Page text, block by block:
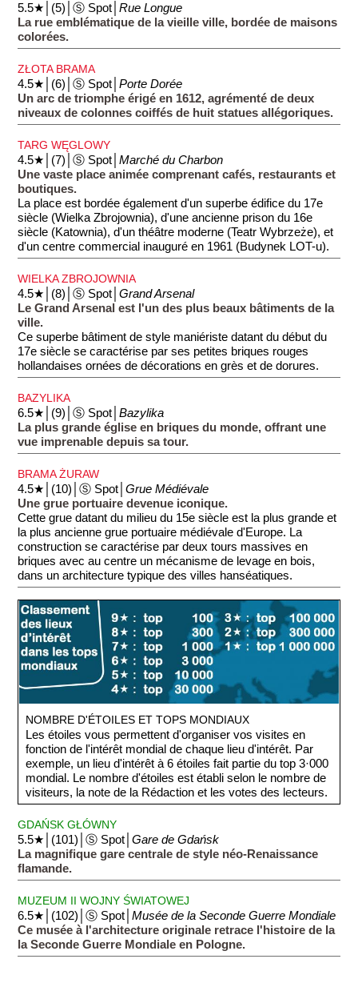
5.5★│(5)│Ⓢ Spot│Rue Longue
La rue emblématique de la vieille ville, bordée de maisons
colorées.
ZŁOTA BRAMA
4.5★│(6)│Ⓢ Spot│Porte Dorée
Un arc de triomphe érigé en 1612, agrémenté de deux
niveaux de colonnes coiffés de huit statues allégoriques.
TARG WĘGLOWY
4.5★│(7)│Ⓢ Spot│Marché du Charbon
Une vaste place animée comprenant cafés, restaurants et
boutiques.
La place est bordée également d'un superbe édifice du 17e
siècle (Wielka Zbrojownia), d'une ancienne prison du 16e
siècle (Katownia), d'un théâtre moderne (Teatr Wybrzeże), et
d'un centre commercial inauguré en 1961 (Budynek LOT-u).
WIELKA ZBROJOWNIA
4.5★│(8)│Ⓢ Spot│Grand Arsenal
Le Grand Arsenal est l'un des plus beaux bâtiments de la
ville.
Ce superbe bâtiment de style maniériste datant du début du
17e siècle se caractérise par ses petites briques rouges
hollandaises ornées de décorations en grès et de dorures.
BAZYLIKA
6.5★│(9)│Ⓢ Spot│Bazylika
La plus grande église en briques du monde, offrant une
vue imprenable depuis sa tour.
BRAMA ŻURAW
4.5★│(10)│Ⓢ Spot│Grue Médiévale
Une grue portuaire devenue iconique.
Cette grue datant du milieu du 15e siècle est la plus grande et
la plus ancienne grue portuaire médiévale d'Europe. La
construction se caractérise par deux tours massives en
briques avec au centre un mécanisme de levage en bois,
dans un architecture typique des villes hanséatiques.
NOMBRE D'ÉTOILES ET TOPS MONDIAUX
Les étoiles vous permettent d'organiser vos visites en
fonction de l'intérêt mondial de chaque lieu d'intérêt. Par
exemple, un lieu d'intérêt à 6 étoiles fait partie du top 3·000
mondial. Le nombre d'étoiles est établi selon le nombre de
visiteurs, la note de la Rédaction et les votes des lecteurs.
GDAŃSK GŁÓWNY
5.5★│(101)│Ⓢ Spot│Gare de Gdańsk
La magnifique gare centrale de style néo-Renaissance
flamande.
MUZEUM II WOJNY ŚWIATOWEJ
6.5★│(102)│Ⓢ Spot│Musée de la Seconde Guerre Mondiale
Ce musée à l'architecture originale retrace l'histoire de la
la Seconde Guerre Mondiale en Pologne.